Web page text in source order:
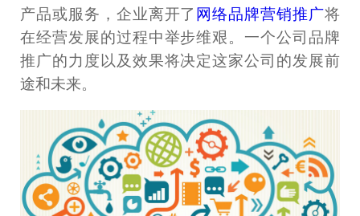
产品或服务，企业离开了 网络品牌营销推广将
在经营发展的过程中举步维艰。一个公司品牌
推广的力度以及效果将决定这家公司的发展前
途和未来。